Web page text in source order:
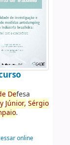
Defesa
Júnior, Sérgio
.
online